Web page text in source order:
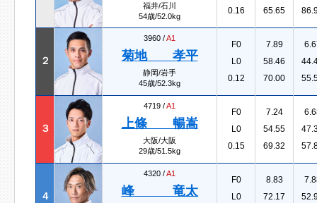
福井/石川
54歳/52.0kg
0.16
65.65
２
3960 /A1
菊地 孝平
静岡/岩手
45歳/52.3kg
F0
L0
0.12
7.89
58.46
70.00
３
4719 /A1
上條 暢嵩
大阪/大阪
29歳/51.5kg
F0
L0
0.15
7.24
54.55
69.32
４
4320 /A1
峰 竜太
F0
L0
8.83
72.17